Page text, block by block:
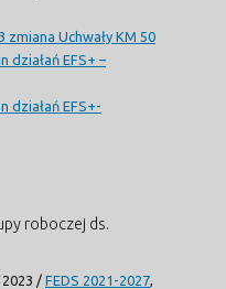
zmiana Uchwały KM 50
działań EFS+ –
działań EFS+-
roboczej ds.
/ FEDS 2021-2027